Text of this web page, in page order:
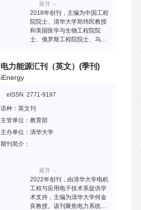
涉及影像引导治疗、分子影
像、转化医学以及人工智能在
医学影像中的应用等领域的高
质量原创研究论文。 AUDT 的
发表内容包括原创论文、综述
动医学影像技术的创新与临床
展开
2018年创刊，主编为中国工程
院院士、清华大学郑纬民教授
和美国医学与生物工程院院
士、俄罗斯工程院院士、乌克
潘毅教授。该刊致力于发表大
内外大数据研究者提供高端学
Compendex、Scopus、
DOAJ、CSCD、中国科技核心
期刊目录等收录。2024年入
选“中国科技期刊卓越行动计划
电力能源汇刊（英文） (季刊)
iEnergy
eISSN 2771-9197
语种： 英文刊
主管单位： 教育部
主办单位： 清华大学
期刊简介：
展开
2022年创刊，由清华大学电机
工程与应用电子技术系提供学
术支持，主编为清华大学何金
良教授。该刊聚焦电力系统、